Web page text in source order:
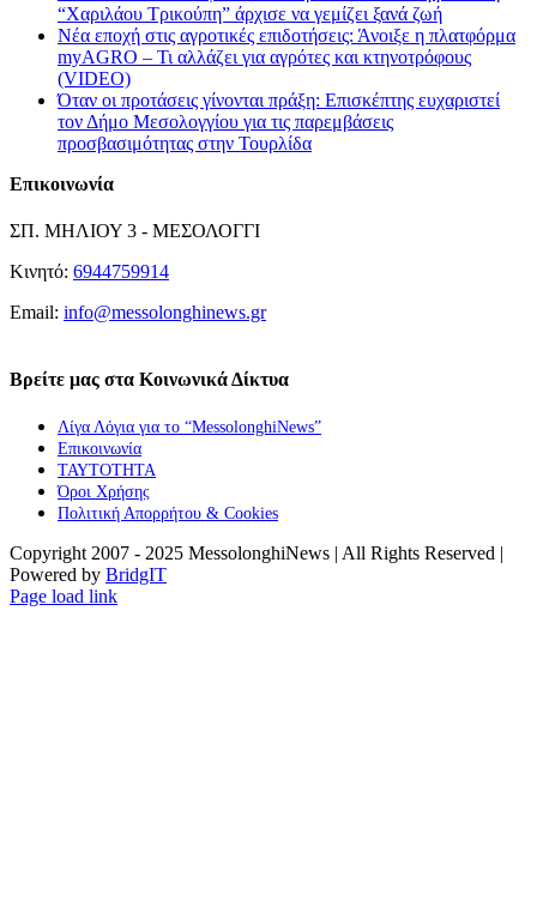
“Χαριλάου Τρικούπη” άρχισε να γεμίζει ξανά ζωή
Νέα εποχή στις αγροτικές επιδοτήσεις: Άνοιξε η πλατφόρμα
myAGRO – Τι αλλάζει για αγρότες και κτηνοτρόφους
(VIDEO)
Όταν οι προτάσεις γίνονται πράξη: Επισκέπτης ευχαριστεί
τον Δήμο Μεσολογγίου για τις παρεμβάσεις
προσβασιμότητας στην Τουρλίδα
Επικοινωνία
ΣΠ. ΜΗΛΙΟΥ 3 - ΜΕΣΟΛΟΓΓΙ
Κινητό: 6944759914
Email: info@messolonghinews.gr
Βρείτε μας στα Κοινωνικά Δίκτυα
Λίγα Λόγια για το “MessolonghiNews”
Επικοινωνία
ΤΑΥΤΟΤΗΤΑ
Όροι Χρήσης
Πολιτική Απορρήτου & Cookies
Copyright 2007 - 2025 MessolonghiNews | All Rights Reserved |
Powered by BridgIT
YouTube
Facebook
Instagram
Page load link